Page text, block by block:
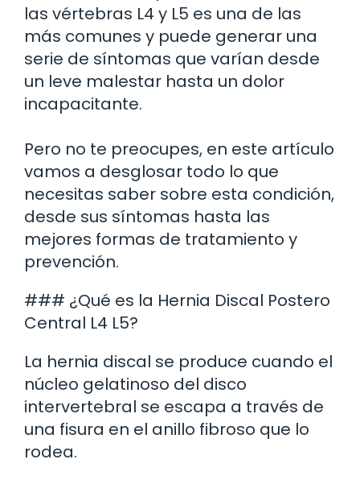
las vértebras L4 y L5 es una de las
más comunes y puede generar una
serie de síntomas que varían desde
un leve malestar hasta un dolor
incapacitante.
Pero no te preocupes, en este artículo
vamos a desglosar todo lo que
necesitas saber sobre esta condición,
desde sus síntomas hasta las
mejores formas de tratamiento y
prevención.
### ¿Qué es la Hernia Discal Postero
Central L4 L5?
La hernia discal se produce cuando el
núcleo gelatinoso del disco
intervertebral se escapa a través de
una fisura en el anillo fibroso que lo
rodea.